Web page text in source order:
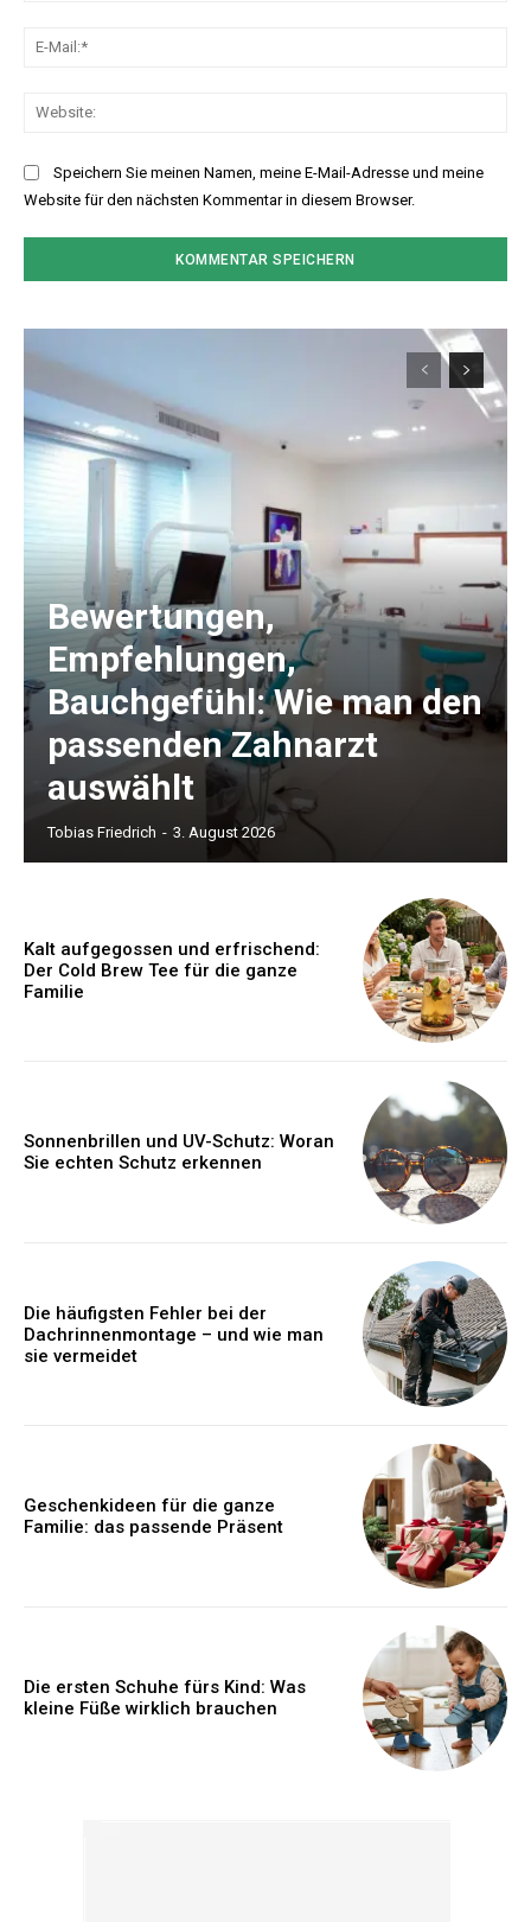
Speichern Sie meinen Namen, meine E-Mail-Adresse und meine
Website für den nächsten Kommentar in diesem Browser.
Bewertungen,
Empfehlungen,
Bauchgefühl: Wie man den
passenden Zahnarzt
auswählt
Tobias Friedrich - 3. August 2026
Kalt aufgegossen und erfrischend:
Der Cold Brew Tee für die ganze
Familie
Sonnenbrillen und UV-Schutz: Woran
Sie echten Schutz erkennen
Die häufigsten Fehler bei der
Dachrinnenmontage – und wie man
sie vermeidet
Geschenkideen für die ganze
Familie: das passende Präsent
Die ersten Schuhe fürs Kind: Was
kleine Füße wirklich brauchen